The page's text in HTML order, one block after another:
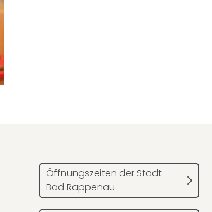
Öffnungszeiten der Stadt
Bad Rappenau